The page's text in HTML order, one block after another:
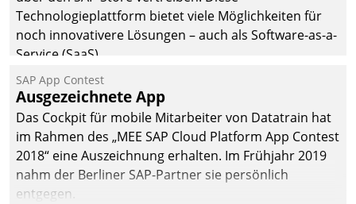
Cloud Platform
entschieden - als erstes
Unternehmen am
Technologieplattform bietet viele Möglichkeiten für
noch innovativere Lösungen – auch als Software-as-a-
Service (SaaS).
SAP App Contest
Ausgezeichnete App
Das Cockpit für mobile Mitarbeiter von Datatrain hat
im Rahmen des „MEE SAP Cloud Platform App Contest
2018“ eine Auszeichnung erhalten. Im Frühjahr 2019
nahm der Berliner SAP-Partner sie persönlich
entgegen.